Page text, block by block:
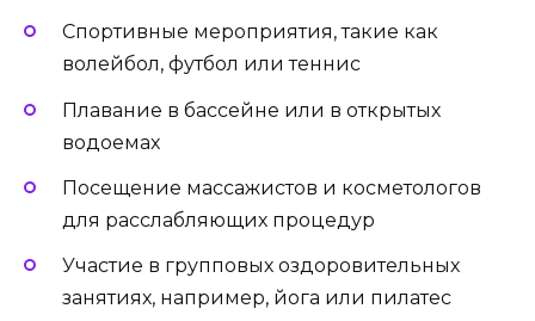
Спортивные мероприятия, такие как
волейбол, футбол или теннис
Плавание в бассейне или в открытых
водоемах
Посещение массажистов и косметологов
для расслабляющих процедур
Участие в групповых оздоровительных
занятиях, например, йога или пилатес